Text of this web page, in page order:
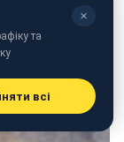
✕
та
всі